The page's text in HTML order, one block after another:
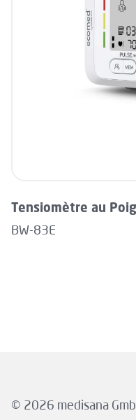
Tensiomètre au
BW-83E
© 2026 medisana